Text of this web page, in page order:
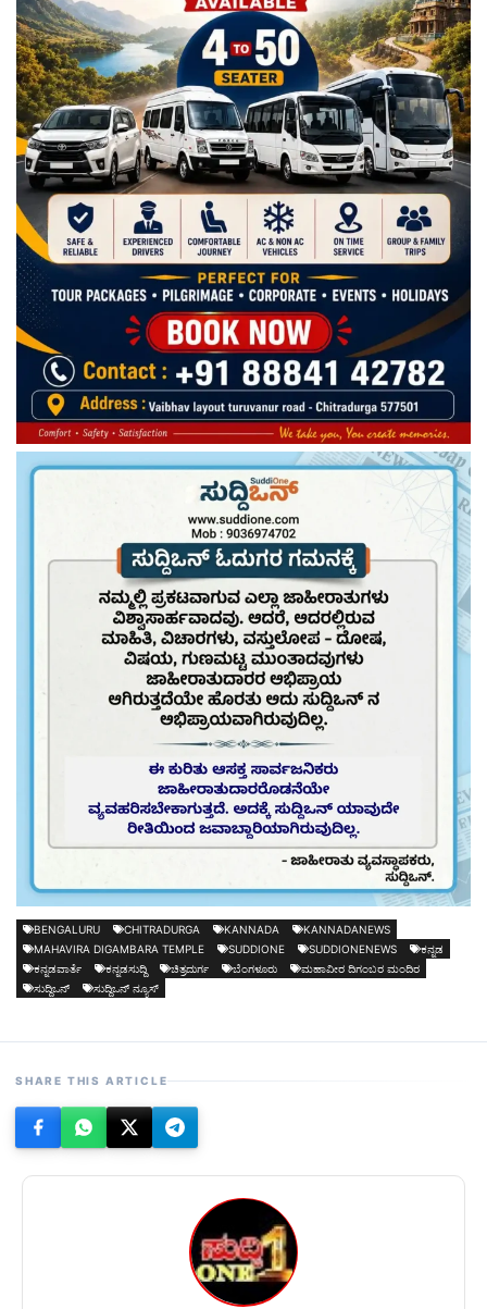
BENGALURU CHITRADURGA KANNADA
KANNADANEWS
MAHAVIRA DIGAMBARA TEMPLE
SUDDIONE SUDDIONENEWS
ಕನ್ನಡ
ಕನ್ನಡವಾರ್ತೆ
ಕನ್ನಡಸುದ್ದಿ ಚಿತ್ರದುರ್ಗ ಬೆಂಗಳೂರು
ಮಹಾವೀರ ದಿಗಂಬರ ಮಂದಿರ
ಸುದ್ದಿಒನ್
ಸುದ್ದಿಒನ್ ನ್ಯೂಸ್
SHARE THIS ARTICLE